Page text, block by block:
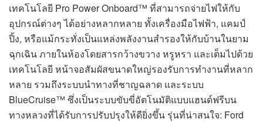
เทคโนโลยี Pro Power Onboard™ ที่สามารถจ่ายไฟให้กับ
อุปกรณ์ต่างๆ ได้อย่างหลากหลาย ทั้งเครื่องมือไฟฟ้า, แคมป์
ปิ้ง, หรือแม้กระทั่งเป็นแหล่งพลังงานสำรองให้กับบ้านในยาม
ฉุกเฉิน ภายในห้องโดยสารกว้างขวาง หรูหรา และเต็มไปด้วย
เทคโนโลยี หน้าจอสัมผัสขนาดใหญ่รองรับการทำงานที่หลาก
หลาย รวมถึงระบบนำทางที่ชาญฉลาด และระบบ
BlueCruise™ ซึ่งเป็นระบบขับขี่อัตโนมัติแบบแฮนด์ฟรีบน
ทางหลวงที่ได้รับการปรับปรุงให้ดียิ่งขึ้น รุ่นที่น่าสนใจ: Ford